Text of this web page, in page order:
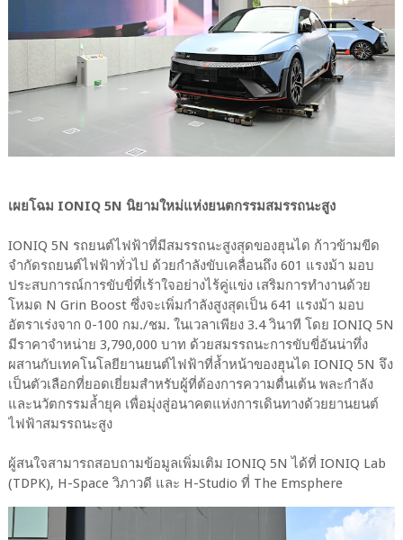
เผยโฉม IONIQ 5N นิยามใหม่แห่งยนตกรรมสมรรถนะสูง
IONIQ 5N รถยนต์ไฟฟ้าที่มีสมรรถนะสูงสุดของฮุนได ก้าวข้ามขีด
จำกัดรถยนต์ไฟฟ้าทั่วไป ด้วยกำลังขับเคลื่อนถึง 601 แรงม้า มอบ
ประสบการณ์การขับขี่ที่เร้าใจอย่างไร้คู่แข่ง เสริมการทำงานด้วย
โหมด N Grin Boost ซึ่งจะเพิ่มกำลังสูงสุดเป็น 641 แรงม้า มอบ
อัตราเร่งจาก 0-100 กม./ชม. ในเวลาเพียง 3.4 วินาที โดย IONIQ 5N
มีราคาจำหน่าย 3,790,000 บาท ด้วยสมรรถนะการขับขี่อันน่าทึ่ง
ผสานกับเทคโนโลยียานยนต์ไฟฟ้าที่ล้ำหน้าของฮุนได IONIQ 5N จึง
เป็นตัวเลือกที่ยอดเยี่ยมสำหรับผู้ที่ต้องการความตื่นเต้น พละกำลัง
และนวัตกรรมล้ำยุค เพื่อมุ่งสู่อนาคตแห่งการเดินทางด้วยยานยนต์
ไฟฟ้าสมรรถนะสูง
ผู้สนใจสามารถสอบถามข้อมูลเพิ่มเติม IONIQ 5N ได้ที่ IONIQ Lab
(TDPK), H-Space วิภาวดี และ H-Studio ที่ The Emsphere